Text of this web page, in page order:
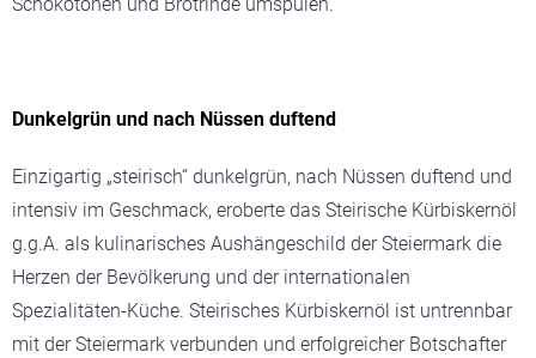
Dunkelgrün und nach Nüssen duftend
Einzigartig „steirisch“ dunkelgrün, nach Nüssen duftend und
intensiv im Geschmack, eroberte das Steirische Kürbiskernöl
g.g.A. als kulinarisches Aushängeschild der Steiermark die
Herzen der Bevölkerung und der internationalen
Spezialitäten-Küche. Steirisches Kürbiskernöl ist untrennbar
mit der Steiermark verbunden und erfolgreicher Botschafter